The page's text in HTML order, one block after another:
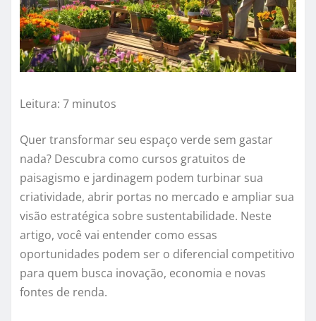
Leitura: 7 minutos
Quer transformar seu espaço verde sem gastar
nada? Descubra como cursos gratuitos de
paisagismo e jardinagem podem turbinar sua
criatividade, abrir portas no mercado e ampliar sua
visão estratégica sobre sustentabilidade. Neste
artigo, você vai entender como essas
oportunidades podem ser o diferencial competitivo
para quem busca inovação, economia e novas
fontes de renda.